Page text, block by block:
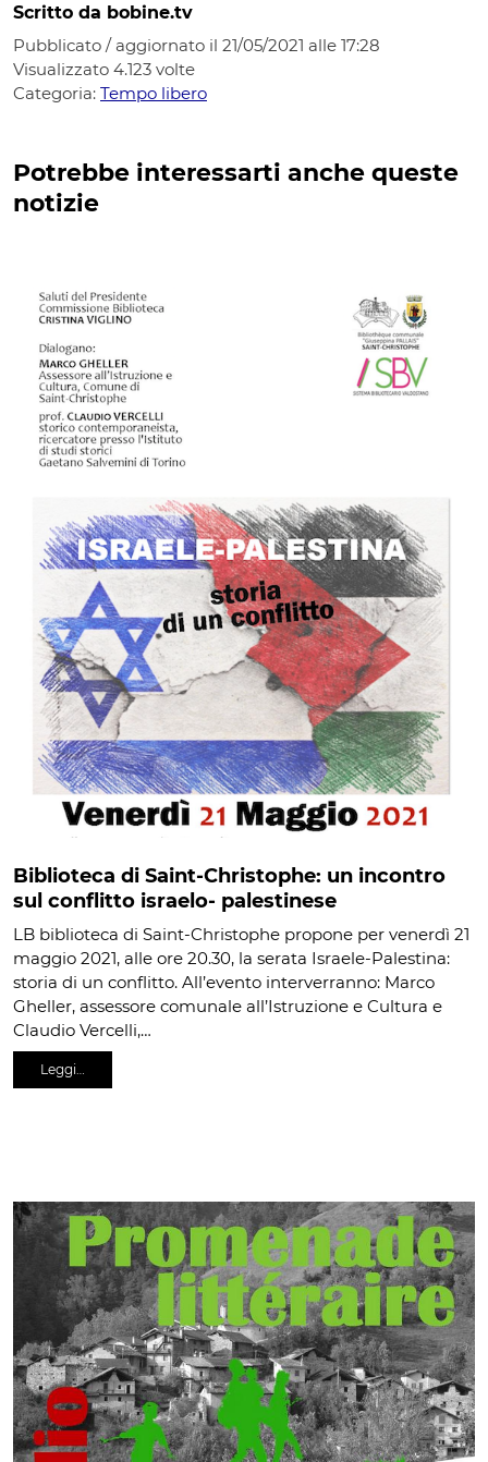
Scritto da bobine.tv
Pubblicato / aggiornato il 21/05/2021 alle 17:28
Visualizzato 4.123 volte
Categoria: Tempo libero
Potrebbe interessarti anche queste
notizie
Biblioteca di Saint-Christophe: un incontro
sul conflitto israelo- palestinese
LB biblioteca di Saint-Christophe propone per venerdì 21
maggio 2021, alle ore 20.30, la serata Israele-Palestina:
storia di un conflitto. All’evento interverranno: Marco
Gheller, assessore comunale all’Istruzione e Cultura e
Claudio Vercelli,…
Leggi…